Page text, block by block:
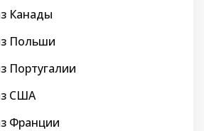
Канады
Польши
Португалии
США
Франции